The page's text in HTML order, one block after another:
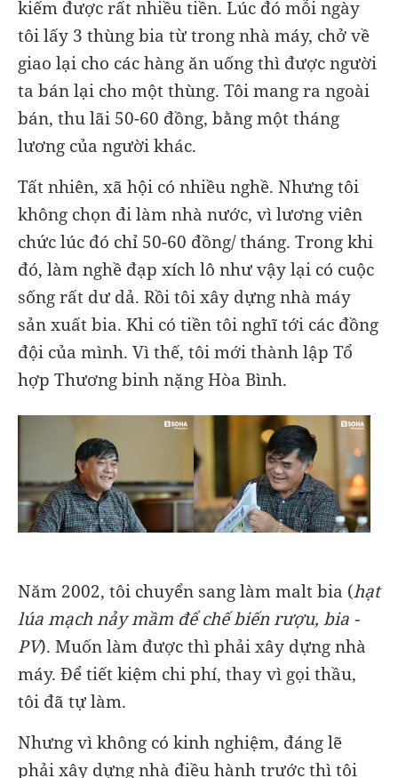
kiếm được rất nhiều tiền. Lúc đó mỗi ngày
tôi lấy 3 thùng bia từ trong nhà máy, chở về
giao lại cho các hàng ăn uống thì được người
ta bán lại cho một thùng. Tôi mang ra ngoài
bán, thu lãi 50-60 đồng, bằng một tháng
lương của người khác.
Tất nhiên, xã hội có nhiều nghề. Nhưng tôi
không chọn đi làm nhà nước, vì lương viên
chức lúc đó chỉ 50-60 đồng/ tháng. Trong khi
đó, làm nghề đạp xích lô như vậy lại có cuộc
sống rất dư dả. Rồi tôi xây dựng nhà máy
sản xuất bia. Khi có tiền tôi nghĩ tới các đồng
đội của mình. Vì thế, tôi mới thành lập Tổ
hợp Thương binh nặng Hòa Bình.
Năm 2002, tôi chuyển sang làm malt bia (hạt
lúa mạch nảy mầm để chế biến rượu, bia -
PV). Muốn làm được thì phải xây dựng nhà
máy. Để tiết kiệm chi phí, thay vì gọi thầu,
tôi đã tự làm.
Nhưng vì không có kinh nghiệm, đáng lẽ
phải xây dựng nhà điều hành trước thì tôi